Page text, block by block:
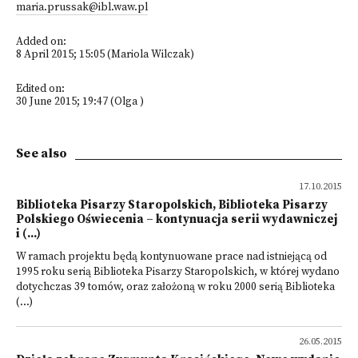
maria.prussak@ibl.waw.pl
Added on:
8 April 2015; 15:05 (Mariola Wilczak)
Edited on:
30 June 2015; 19:47 (Olga )
See also
17.10.2015
Biblioteka Pisarzy Staropolskich, Biblioteka Pisarzy
Polskiego Oświecenia – kontynuacja serii wydawniczej
i (...)
W ramach projektu będą kontynuowane prace nad istniejącą od
1995 roku serią Biblioteka Pisarzy Staropolskich, w której wydano
dotychczas 39 tomów, oraz założoną w roku 2000 serią Biblioteka
(...)
26.05.2015